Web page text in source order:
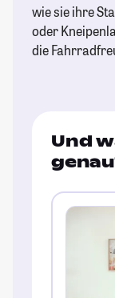
wie sie ihre
oder
die
Und